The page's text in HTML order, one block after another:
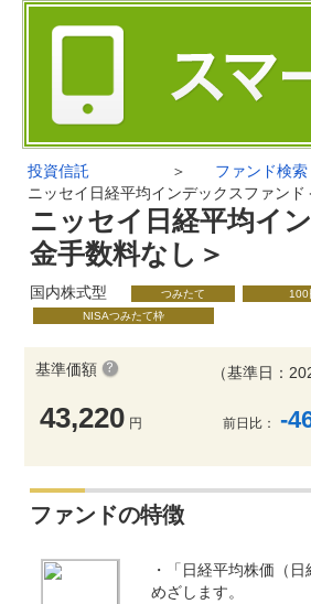
投資信託 ＞ ファンド検索
ニッセイ日経平均インデックスファンド
ニッセイ日経平均イ
金手数料なし＞
国内株式型 つみたて 100
NISAつみたて枠
基準価額
43,220 円
（基準日：
前日比： -
ファンドの特徴
・「日経平均株価（
めざします。